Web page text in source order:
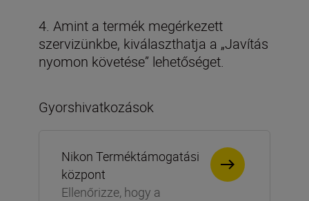
Gyorshivatkozások
Nikon Terméktámogatási
központ
Ellenőrizze, hogy a
4. Amint a termék megérkezett
szervizünkbe, kiválaszthatja a „Javítás
nyomon követése” lehetőséget.